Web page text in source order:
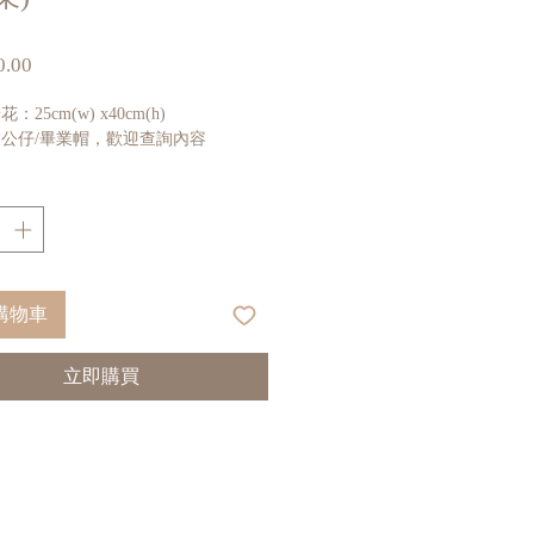
：25cm(w) x40cm(h)
仔/畢業帽，歡迎查詢內容
物車
立即購買